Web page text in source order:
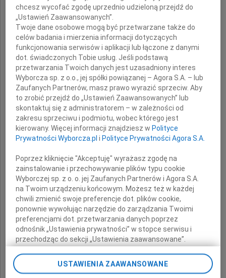
Rafałowi Adrowskiemu
z powodu śmierci
Ojca
najszczersze kondolencje
składają
pracownicy i przyjaciele
z Wyższej Szkoły Zawodowej
"Kadry dla Europy" w Poznaniu
chcesz wycofać zgodę uprzednio udzieloną przejdź do
„Ustawień Zaawansowanych”.
Twoje dane osobowe mogą być przetwarzane także do
celów badania i mierzenia informacji dotyczących
funkcjonowania serwisów i aplikacji lub łączone z danymi
dot. świadczonych Tobie usług. Jeśli podstawą
przetwarzania Twoich danych jest uzasadniony interes
Wyborcza sp. z o.o., jej spółki powiązanej – Agora S.A. – lub
Zaufanych Partnerów, masz prawo wyrazić sprzeciw. Aby
to zrobić przejdź do „Ustawień Zaawansowanych” lub
skontaktuj się z administratorem – w zależności od
zakresu sprzeciwu i podmiotu, wobec którego jest
kierowany. Więcej informacji znajdziesz w Polityce
Prywatności Wyborcza.pl i Polityce Prywatności Agora S.A.
Poprzez kliknięcie "Akceptuję" wyrażasz zgodę na
zainstalowanie i przechowywanie plików typu cookie
Wyborczej sp. z o. o. jej Zaufanych Partnerów i Agora S.A.
na Twoim urządzeniu końcowym. Możesz też w każdej
chwili zmienić swoje preferencje dot. plików cookie,
ponownie wywołując narzędzie do zarządzania Twoimi
preferencjami dot. przetwarzania danych poprzez
odnośnik „Ustawienia prywatności” w stopce serwisu i
przechodząc do sekcji „Ustawienia zaawansowane”.
pomocą ustawień przeglądarki.
USTAWIENIA ZAAWANSOWANE